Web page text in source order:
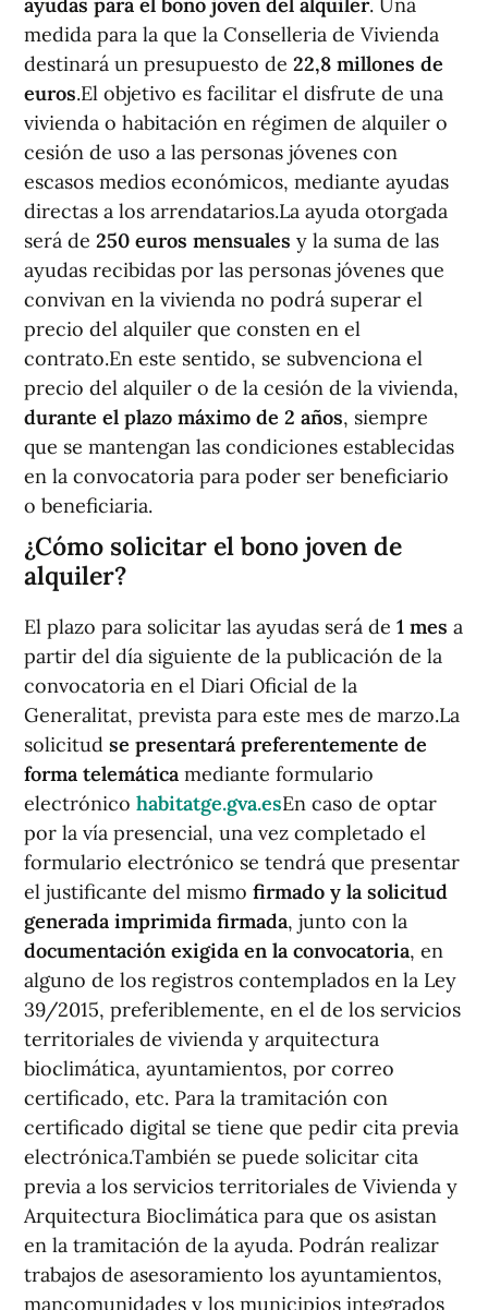
ayudas para el bono joven del alquiler. Una
medida para la que la Conselleria de Vivienda
destinará un presupuesto de 22,8 millones de
euros.El objetivo es facilitar el disfrute de una
vivienda o habitación en régimen de alquiler o
cesión de uso a las personas jóvenes con
escasos medios económicos, mediante ayudas
directas a los arrendatarios.La ayuda otorgada
será de 250 euros mensuales y la suma de las
ayudas recibidas por las personas jóvenes que
convivan en la vivienda no podrá superar el
precio del alquiler que consten en el
contrato.En este sentido, se subvenciona el
precio del alquiler o de la cesión de la vivienda,
durante el plazo máximo de 2 años, siempre
que se mantengan las condiciones establecidas
en la convocatoria para poder ser beneficiario
o beneficiaria.
¿Cómo solicitar el bono joven de
alquiler?
El plazo para solicitar las ayudas será de 1 mes a
partir del día siguiente de la publicación de la
convocatoria en el Diari Oficial de la
Generalitat, prevista para este mes de marzo.La
solicitud se presentará preferentemente de
forma telemática mediante formulario
electrónico habitatge.gva.esEn caso de optar
por la vía presencial, una vez completado el
formulario electrónico se tendrá que presentar
el justificante del mismo firmado y la solicitud
generada imprimida firmada, junto con la
documentación exigida en la convocatoria, en
alguno de los registros contemplados en la Ley
39/2015, preferiblemente, en el de los servicios
territoriales de vivienda y arquitectura
bioclimática, ayuntamientos, por correo
certificado, etc. Para la tramitación con
certificado digital se tiene que pedir cita previa
electrónica.También se puede solicitar cita
previa a los servicios territoriales de Vivienda y
Arquitectura Bioclimática para que os asistan
en la tramitación de la ayuda. Podrán realizar
trabajos de asesoramiento los ayuntamientos,
mancomunidades y los municipios integrados